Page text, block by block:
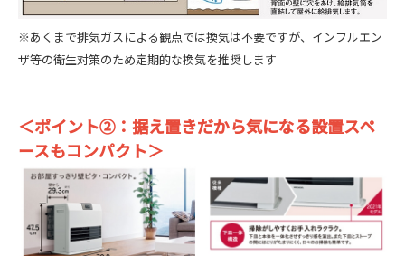
※あくまで排気ガスによる観点では換気は不要ですが、インフルエン
ザ等の衛生対策のため定期的な換気を推奨します
＜ポイント②：据え置きだから気になる設置スペ
ースもコンパクト＞